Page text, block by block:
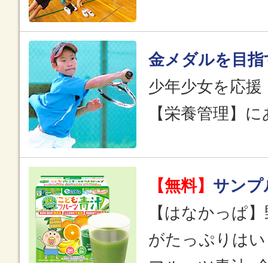
金メダルを目指
少年少女を応
【栄養管理】
【無料】 サンプ
【はなかっぱ
がたっぷりは